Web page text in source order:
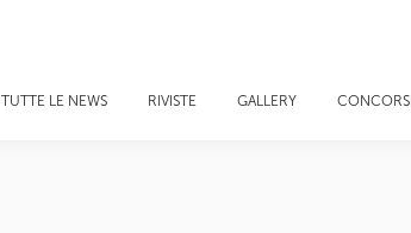
TUTTE LE NEWS RIVISTE GALLERY CONCORSI